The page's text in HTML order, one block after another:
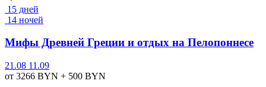
15 дней
14 ночей
Мифы Древней Греции и отдых на Пелопоннесе
21.08 11.09
от 3266 BYN + 500 BYN